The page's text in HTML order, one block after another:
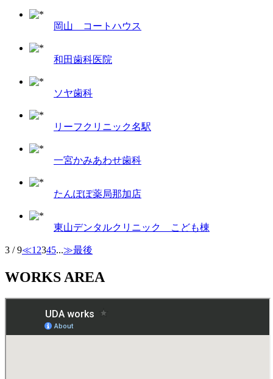
岡山 コートハウス
和田歯科医院
ソヤ歯科
リーフクリニック名駅
一宮かみあわせ歯科
たんぽぽ薬局那加店
東山デンタルクリニック こども棟
3 / 9≪1 2345...≫最後
WORKS AREA